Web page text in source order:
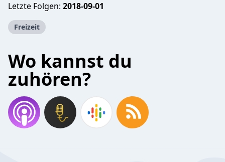
Letzte Folgen: 2018-09-01
Freizeit
Wo kannst du
zuhören?